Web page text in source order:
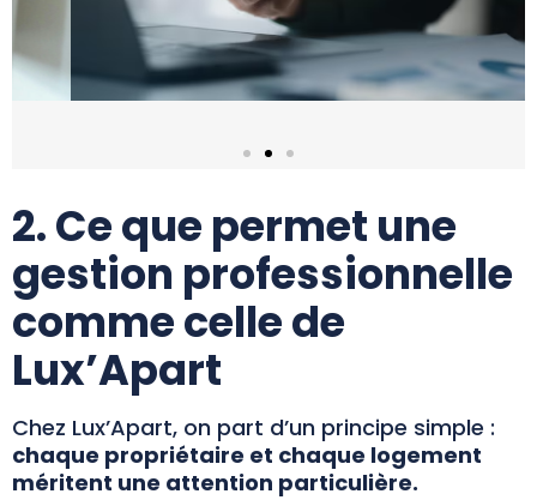
2. Ce que permet une
gestion professionnelle
comme celle de
Lux’Apart
Chez Lux’Apart, on part d’un principe simple :
chaque propriétaire et chaque logement
méritent une attention particulière.